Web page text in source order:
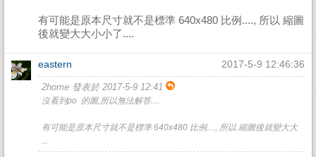
有可能是原本尺寸就不是標準 640x480 比例...., 所以 縮圖
後就變大大小小了....
eastern 2017-5-9 12:46:36
2home 發表於 2017-5-9 12:41
沒看到po 的圖,所以無法解答....
有可能是原本尺寸就不是標準 640x480 比例...., 所以 縮圖後就變大大
...